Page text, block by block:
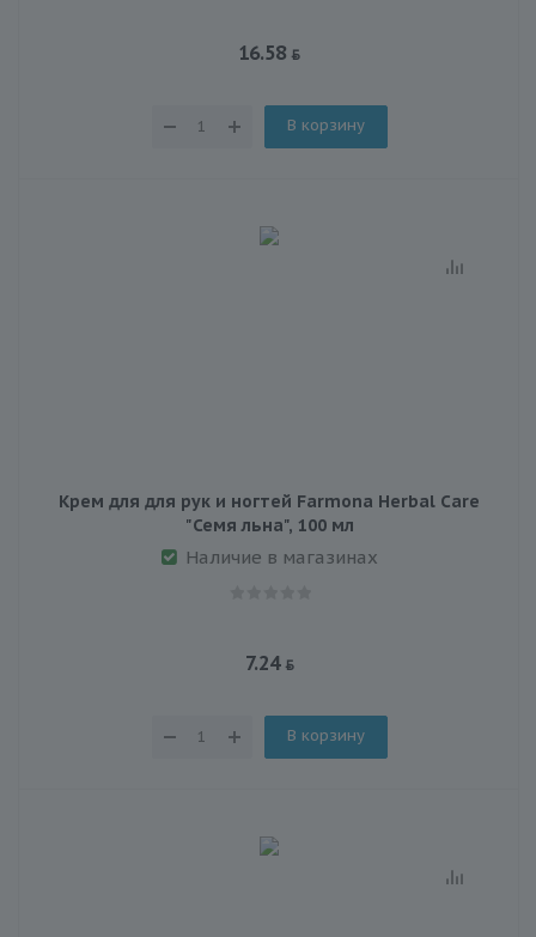
16.58
В корзину
Крем для для рук и ногтей Farmona Herbal Care
"Семя льна", 100 мл
Наличие в магазинах
7.24
В корзину